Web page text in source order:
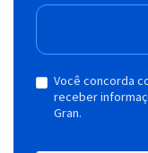
Você concorda
receber
Gran.